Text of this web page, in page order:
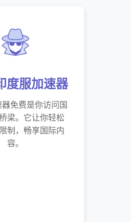
度服加速器
免费是你访问国
梁。它让你轻松
制，畅享国际内
容。